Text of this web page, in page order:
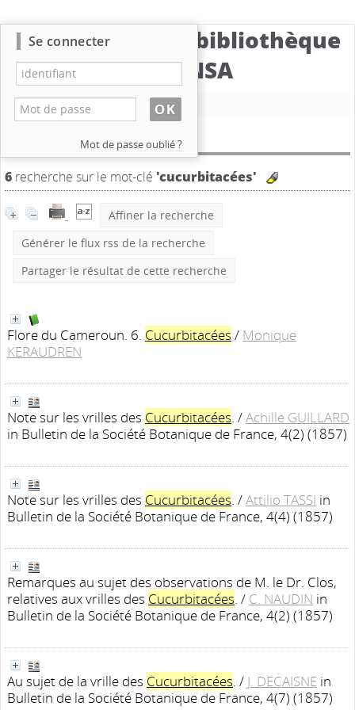
Catalogue de la bibliothèque
du CBNSA
Nouvelle recherche
Résultat de la recherche
6 recherche sur le mot-clé 'cucurbitacées'
Affiner la recherche
Générer le flux rss de la recherche
Partager le résultat de cette recherche
Flore du Cameroun. 6. Cucurbitacées / Monique
KERAUDREN
Note sur les vrilles des Cucurbitacées. /Achille GUILLARD
in Bulletin de la Société Botanique de France, 4(2) (1857)
Note sur les vrilles des Cucurbitacées. /Attilio TASSI in
Bulletin de la Société Botanique de France, 4(4) (1857)
Remarques au sujet des observations de M. le Dr. Clos,
relatives aux vrilles des Cucurbitacées. / C. NAUDIN in
Bulletin de la Société Botanique de France, 4(2) (1857)
Au sujet de la vrille des Cucurbitacées. / J. DECAISNE in
Bulletin de la Société Botanique de France, 4(7) (1857)
Se connecter
Mot de passe oublié ?